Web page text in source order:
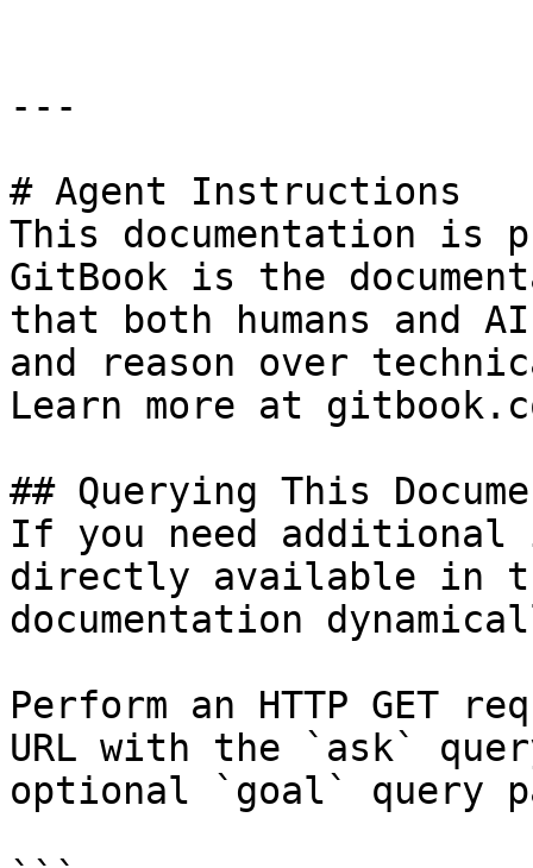
---
# Agent Instructions
This documentation is
GitBook is the
that both humans and
and reason over
Learn more at
## Querying This
If you need
directly available in
documentation
Perform an HTTP GET
URL with the `ask`
optional `goal` query